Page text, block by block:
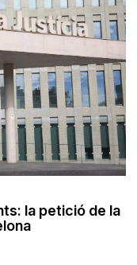
la petició de la